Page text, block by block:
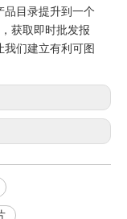
品目录提升到一个
获取即时批发报
们建立有利可图
摩擦将松散的羊毛纤